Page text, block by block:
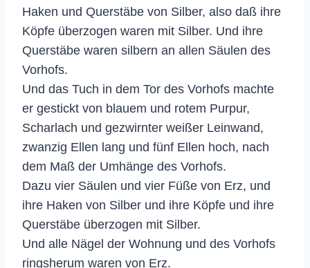
Haken und Querstäbe von Silber, also daß ihre
Köpfe überzogen waren mit Silber. Und ihre
Querstäbe waren silbern an allen Säulen des
Vorhofs.
Und das Tuch in dem Tor des Vorhofs machte
er gestickt von blauem und rotem Purpur,
Scharlach und gezwirnter weißer Leinwand,
zwanzig Ellen lang und fünf Ellen hoch, nach
dem Maß der Umhänge des Vorhofs.
Dazu vier Säulen und vier Füße von Erz, und
ihre Haken von Silber und ihre Köpfe und ihre
Querstäbe überzogen mit Silber.
Und alle Nägel der Wohnung und des Vorhofs
ringsherum waren von Erz.